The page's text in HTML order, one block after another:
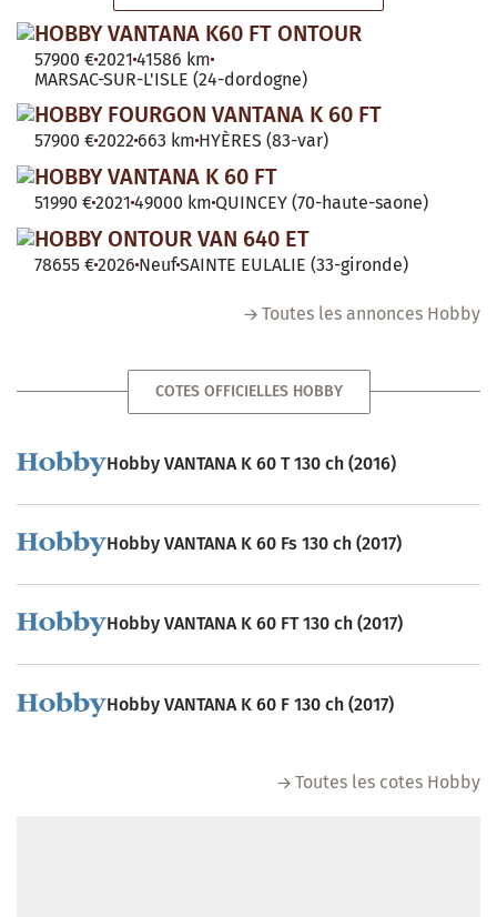
HOBBY VANTANA K60 FT ONTOUR
57900 €2021 41586 km
MARSAC-SUR-L'ISLE (24-dordogne)
HOBBY FOURGON VANTANA K 60 FT
57900 €2022 663 km HYÈRES (83-var)
HOBBY VANTANA K 60 FT
51990 €2021 49000 km QUINCEY (70-haute-saone)
HOBBY ONTOUR VAN 640 ET
78655 €2026 NeufSAINTE EULALIE (33-gironde)
Toutes les annonces Hobby
COTES OFFICIELLES HOBBY
Hobby VANTANA K 60 T 130 ch (2016)
Hobby VANTANA K 60 Fs 130 ch (2017)
Hobby VANTANA K 60 FT 130 ch (2017)
Hobby VANTANA K 60 F 130 ch (2017)
Toutes les cotes Hobby